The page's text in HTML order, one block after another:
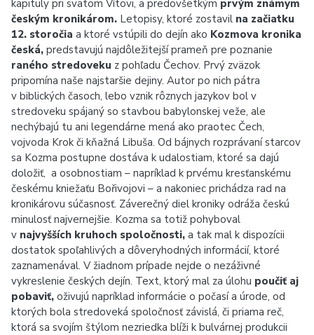
kapituly pri svätom Vítovi, a predovšetkým prvým známym
českým kronikárom. Letopisy, ktoré zostavil na začiatku
12. storočia a ktoré vstúpili do dejín ako Kozmova kronika
česká, predstavujú najdôležitejší prameň pre poznanie
raného stredoveku z pohľadu Čechov. Prvý zväzok
pripomína naše najstaršie dejiny. Autor po nich pátra
v biblických časoch, lebo vznik rôznych jazykov bol v
stredoveku spájaný so stavbou babylonskej veže, ale
nechýbajú tu ani legendárne mená ako praotec Čech,
vojvoda Krok či kňažná Libuša. Od bájnych rozprávaní starcov
sa Kozma postupne dostáva k udalostiam, ktoré sa dajú
doložiť, a osobnostiam – napríklad k prvému kresťanskému
českému kniežaťu Bořivojovi – a nakoniec prichádza rad na
kronikárovu súčasnosť. Záverečný diel kroniky odráža českú
minulosť najvernejšie. Kozma sa totiž pohyboval
v najvyšších kruhoch spoločnosti, a tak mal k dispozícii
dostatok spoľahlivých a dôveryhodných informácií, ktoré
zaznamenával. V žiadnom prípade nejde o nezáživné
vykreslenie českých dejín. Text, ktorý mal za úlohu poučiť aj
pobaviť, oživujú napríklad informácie o počasí a úrode, od
ktorých bola stredoveká spoločnosť závislá, či priama reč,
ktorá sa svojím štýlom nezriedka blíži k bulvárnej produkcii